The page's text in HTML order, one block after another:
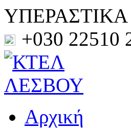
+030 22510
Αρχική